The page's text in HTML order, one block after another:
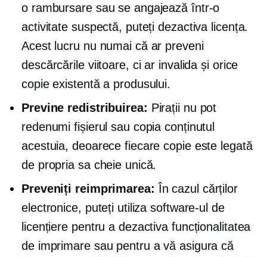
o rambursare sau se angajează într-o
activitate suspectă, puteți dezactiva licența.
Acest lucru nu numai că ar preveni
descărcările viitoare, ci ar invalida și orice
copie existentă a produsului.
Previne redistribuirea: Pirații nu pot
redenumi fișierul sau copia conținutul
acestuia, deoarece fiecare copie este legată
de propria sa cheie unică.
Preveniți reimprimarea: În cazul cărților
electronice, puteți utiliza software-ul de
licențiere pentru a dezactiva funcționalitatea
de imprimare sau pentru a vă asigura că